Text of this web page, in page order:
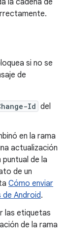
la cadena de
si no se
de
Id del
en la rama
actualización
puntual de la
de un
Cómo enviar
de Android.
las etiquetas
de la rama